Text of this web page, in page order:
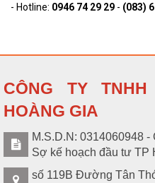
- Hotline: 0946 74 29 29 - (083)
CÔNG TY
HOÀNG GIA
M.S.D.N: 0314060948
Sợ kế hoạch đầu tư TP
số 119B Đường Tân